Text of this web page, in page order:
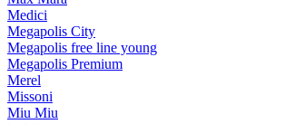
Medici
Megapolis City
Megapolis free line young
Megapolis Premium
Merel
Missoni
Miu Miu